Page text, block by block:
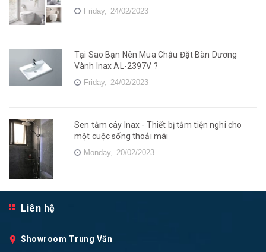
Friday, 24/02/2023
Tại Sao Bạn Nên Mua Chậu Đặt Bàn Dương
Vành Inax AL-2397V ?
Friday, 24/02/2023
Sen tắm cây Inax - Thiết bị tắm tiện nghi cho
một cuộc sống thoải mái
Monday, 20/02/2023
Liên hệ
Showroom Trung Văn